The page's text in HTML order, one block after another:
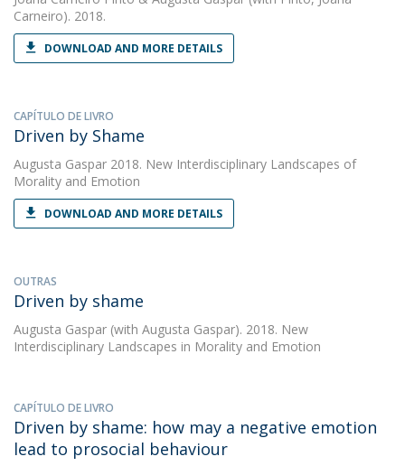
Carneiro). 2018.
DOWNLOAD AND MORE DETAILS
CAPÍTULO DE LIVRO
Driven by Shame
Augusta Gaspar 2018. New Interdisciplinary Landscapes of
Morality and Emotion
DOWNLOAD AND MORE DETAILS
OUTRAS
Driven by shame
Augusta Gaspar (with Augusta Gaspar). 2018. New
Interdisciplinary Landscapes in Morality and Emotion
CAPÍTULO DE LIVRO
Driven by shame: how may a negative emotion
lead to prosocial behaviour